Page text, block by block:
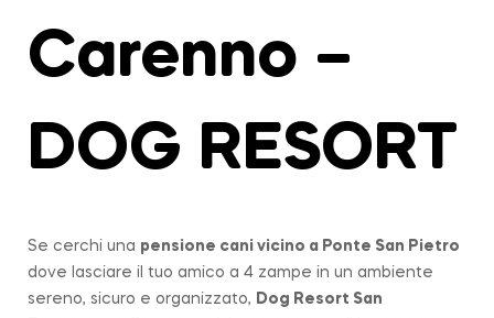
Carenno –
DOG RESORT
Se cerchi una pensione cani vicino a Ponte San Pietro
dove lasciare il tuo amico a 4 zampe in un ambiente
sereno, sicuro e organizzato, Dog Resort San